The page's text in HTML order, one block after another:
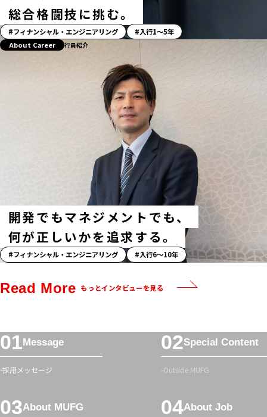
総合格闘技に挑む。
「ス
ト
フィナンシャル・エンジニアリング 入行1〜5年
開発でもマネジメントでも、
何が正しいかを追求する。
About Career 行員紹介
「ス
ー
リ
ッ
シ
ュ
フィナンシャル・エンジニアリング 入行6〜10年
Read More もっとインタビューを見る
フ
ッ
タ
ニ
Message
採用メッセージ
Special Content
Outside MUFG
About MUFG About Job